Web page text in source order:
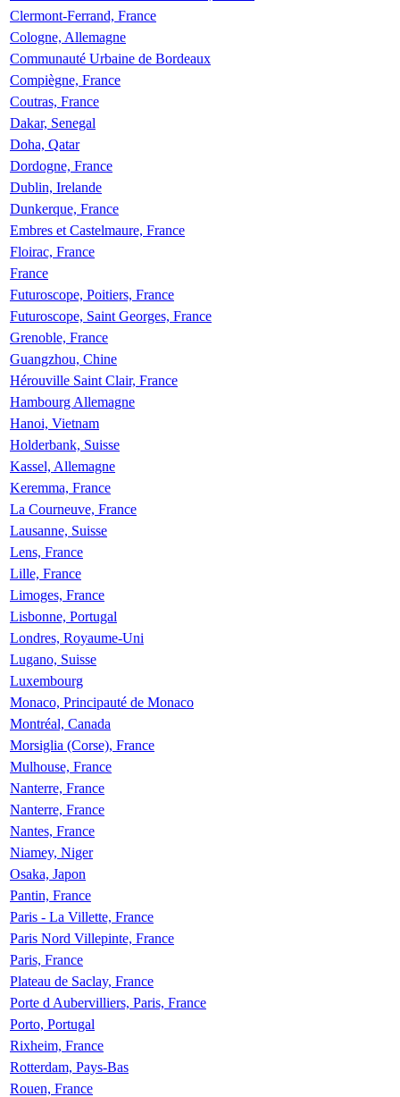
Clermont-Ferrand, France
Cologne, Allemagne
Communauté Urbaine de Bordeaux
Compiègne, France
Coutras, France
Dakar, Senegal
Doha, Qatar
Dordogne, France
Dublin, Irelande
Dunkerque, France
Embres et Castelmaure, France
Floirac, France
France
Futuroscope, Poitiers, France
Futuroscope, Saint Georges, France
Grenoble, France
Guangzhou, Chine
Hérouville Saint Clair, France
Hambourg Allemagne
Hanoi, Vietnam
Holderbank, Suisse
Kassel, Allemagne
Keremma, France
La Courneuve, France
Lausanne, Suisse
Lens, France
Lille, France
Limoges, France
Lisbonne, Portugal
Londres, Royaume-Uni
Lugano, Suisse
Luxembourg
Monaco, Principauté de Monaco
Montréal, Canada
Morsiglia (Corse), France
Mulhouse, France
Nanterre, France
Nanterre, France
Nantes, France
Niamey, Niger
Osaka, Japon
Pantin, France
Paris - La Villette, France
Paris Nord Villepinte, France
Paris, France
Plateau de Saclay, France
Porte d Aubervilliers, Paris, France
Porto, Portugal
Rixheim, France
Rotterdam, Pays-Bas
Rouen, France